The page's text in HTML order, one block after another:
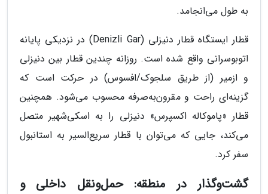
به طول می‌انجامد.
قطار ایستگاه قطار دنیزلی (Denizli Gar) در نزدیکی پایانه
اتوبوسرانی واقع شده است. روزانه چندین قطار بین دنیزلی
و ازمیر (از طریق سلجوک/افسوس) در حرکت است که
گزینه‌ای راحت و مقرون‌به‌صرفه محسوب می‌شود. همچنین
قطار «پاموکاله اکسپرس» دنیزلی را به اسکی‌شهیر متصل
می‌کند، جایی که می‌توان با قطار سریع‌السیر به استانبول
سفر کرد.
گشت‌وگذار در منطقه: حمل‌ونقل داخلی و